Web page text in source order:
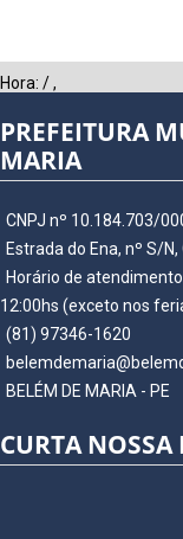
Hora: /,
PREFEITURA
MARIA
CNPJ nº 10.184.703/
Estrada do Ena, nº S/
Horário de
12:00hs (exceto nos
(81) 97346-1620
BELÉM DE MARIA - PE
CURTA NOSSA